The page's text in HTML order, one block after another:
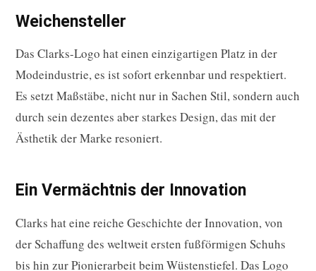
Weichensteller
Das Clarks-Logo hat einen einzigartigen Platz in der
Modeindustrie, es ist sofort erkennbar und respektiert.
Es setzt Maßstäbe, nicht nur in Sachen Stil, sondern auch
durch sein dezentes aber starkes Design, das mit der
Ästhetik der Marke resoniert.
Ein Vermächtnis der Innovation
Clarks hat eine reiche Geschichte der Innovation, von
der Schaffung des weltweit ersten fußförmigen Schuhs
bis hin zur Pionierarbeit beim Wüstenstiefel. Das Logo